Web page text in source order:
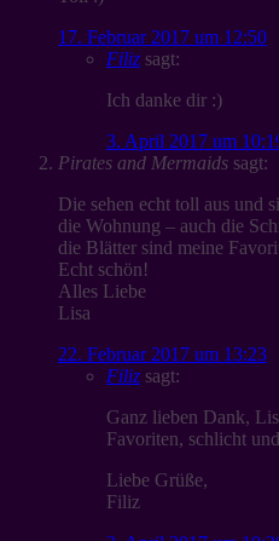
17. Februar 2017 um 12:50
Filiz sagt:
Ich danke dir :)
3. April 2017 um
Pirates and Mermaids sagt:
Die sehen echt toll aus und
die Wohnung – auch die
die Blätter sind meine
Echt schön!
Alles Liebe
Lisa
22. Februar 2017 um 13:23
Filiz sagt:
Ganz lieben Dank,
Favoriten, schlicht
Liebe Grüße,
Filiz